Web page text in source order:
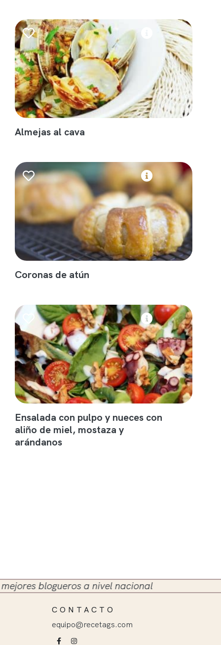
Almejas al cava
Coronas de atún
Ensalada con pulpo y nueces con
aliño de miel, mostaza y
arándanos
blogueros a nivel nacional
CONTACTO
equipo@recetags.com